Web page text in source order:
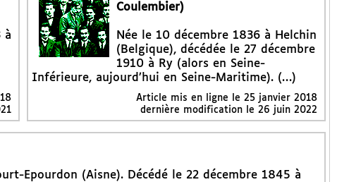
à
Coulembier)
Née le 10 décembre 1836 à Helchin
(Belgique), décédée le 27 décembre
1910 à Ry (alors en Seine-
Inférieure, aujourd’hui en Seine-Maritime). (…)
Article mis en ligne le25 janvier 2018
dernière modification le 26 juin 2022
Epourdon (Aisne). Décédé le 22 décembre 1845 à